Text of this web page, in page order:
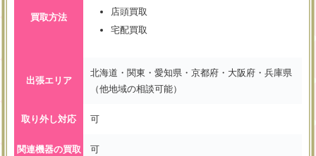
買取方法
店頭買取
宅配買取
出張エリア
北海道・関東・愛知県・京都府・大阪府・兵庫県
（他地域の相談可能）
取り外し対応 可
関連機器の買取 可